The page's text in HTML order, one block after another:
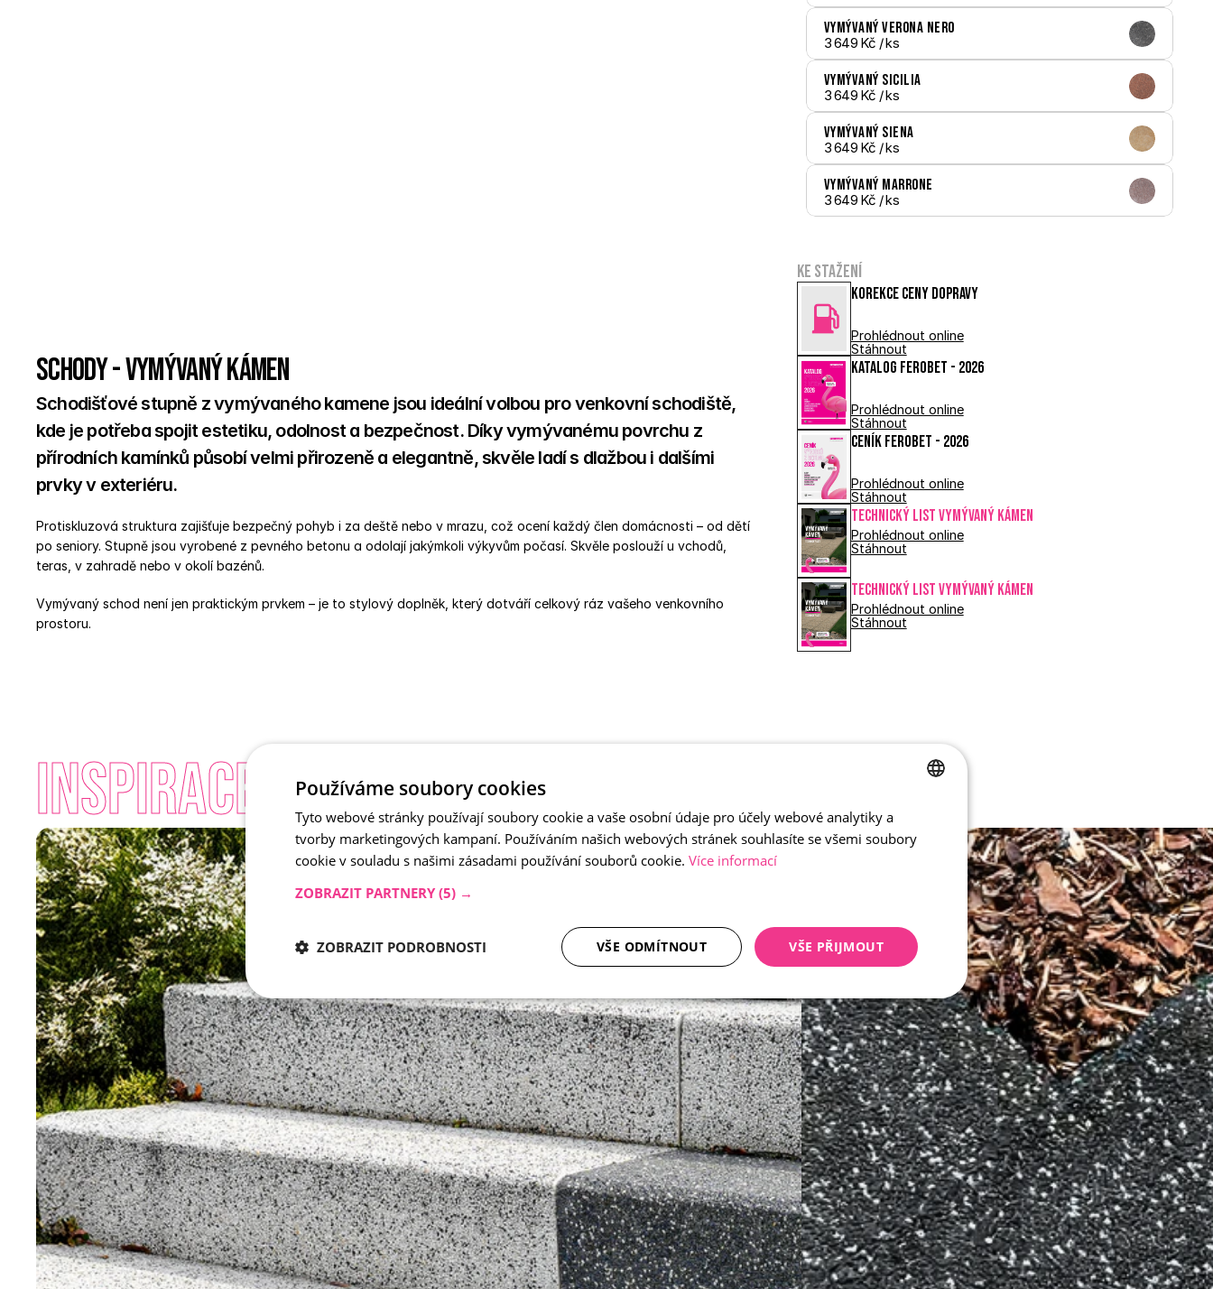
Vymývaný Verona nero
3 649 Kč / ks
Vymývaný Sicilia
3 649 Kč / ks
Vymývaný Siena
3 649 Kč / ks
Vymývaný Marrone
3 649 Kč / ks
Schody - Vymývaný kámen
Schodišťové stupně z vymývaného kamene jsou ideální volbou pro venkovní schodiště,
kde je potřeba spojit estetiku, odolnost a bezpečnost. Díky vymývanému povrchu z
přírodních kamínků působí velmi přirozeně a elegantně, skvěle ladí s dlažbou i dalšími
prvky v exteriéru.
Protiskluzová struktura zajišťuje bezpečný pohyb i za deště nebo v mrazu, což ocení každý člen domácnosti – od dětí
po seniory. Stupně jsou vyrobené z pevného betonu a odolají jakýmkoli výkyvům počasí. Skvěle poslouží u vchodů,
teras, v zahradě nebo v okolí bazénů.
Vymývaný schod není jen praktickým prvkem – je to stylový doplněk, který dotváří celkový ráz vašeho venkovního
prostoru.
Ke stažení
Korekce ceny dopravy
Prohlédnout online
Stáhnout
Katalog FEROBET - 2026
Prohlédnout online
Stáhnout
Ceník FEROBET - 2026
Prohlédnout online
Stáhnout
Technický list VYMÝVANÝ KÁMEN
Prohlédnout online
Stáhnout
Technický list VYMÝVANÝ KÁMEN
Prohlédnout online
Stáhnout
INSPIRACE - Vymývaný kámen CZECH
ENGLISH
Používáme soubory cookies
Tyto webové stránky používají soubory cookie a vaše osobní údaje pro účely webové analytiky a
tvorby marketingových kampaní. Používáním našich webových stránek souhlasíte se všemi soubory
cookie v souladu s našimi zásadami používání souborů cookie. Více informací
ZOBRAZIT PARTNERY (5) →
VŠE PŘIJMOUT
VŠE ODMÍTNOUT
ZOBRAZIT PODROBNOSTI
Nezbytně nutné soubory Analytika Marketing
Nezbytně nutné soubory Analytika Marketing
Nezbytně nutné soubory cookie umožňují základní funkce webových stránek, jako je přihlášení uživatele a správa účtu. Webové
stránky nelze bez nezbytně nutných souborů cookie správně používat.
Název
Poskytovatel /
Doména
Vyprší Popis
CookieScriptConsent
CookieScript
.ferobet.cz
5 měsíců
4 týdny
Tento soubor cookie používá služba Cookie-Script.com k
zapamatování předvoleb souhlasu se soubory cookie
návštěvníků. Je nutné, aby banner cookie Cookie-Script.com
fungoval správně.